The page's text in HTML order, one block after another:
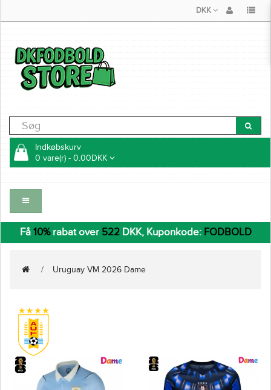
DKK
Indkøbskurv
0 vare(r) - 0.00DKK
Få 10%rabat over 522DKK, Kuponkode: FODBOLD
Uruguay VM 2026 Dame